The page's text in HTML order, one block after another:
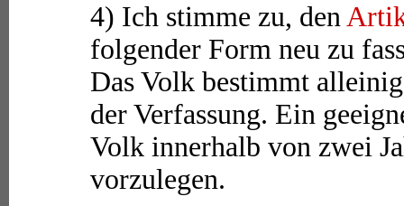
4) Ich stimme zu, den
folgender Form neu zu
Das Volk bestimmt
der Verfassung. Ein
Volk innerhalb von zwei
vorzulegen.